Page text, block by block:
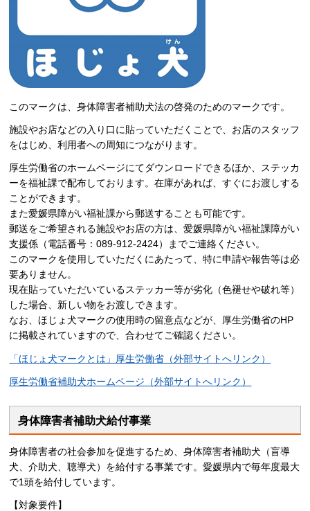
このマークは、身体障害者補助犬法の啓発のためのマークです。
施設やお店などの入り口に貼っていただくことで、お店のスタッフ
をはじめ、利用者への周知につながります。
厚生労働省のホームページにてダウンロードできるほか、ステッカ
ーを福祉課で配布しております。在庫があれば、すぐにお渡しする
ことができます。
また愛媛県障がい福祉課から郵送することも可能です。
郵送をご希望される施設やお店の方は、愛媛県障がい福祉課障がい
支援係（電話番号：089-912-2424）までご連絡ください。
このマークを使用していただくにあたって、特に申請や報告等は必
要ありません。
現在貼っていただいているステッカー等が劣化（色褪せや破れ等）
した場合、新しい物をお渡しできます。
なお、ほじょ犬マークの使用時の留意点などが、厚生労働省のHP
に掲載されていますので、合わせてご確認ください。
「ほじょ犬マークとは」厚生労働省（外部サイトへリンク）
厚生労働省補助犬ホームページ（外部サイトへリンク）
身体障害者補助犬給付事業
身体障害者の社会参加を促進するため、身体障害者補助犬（盲導
犬、介助犬、聴導犬）を給付する事業です。愛媛県内で毎年度最大
で1頭を給付しています。
【対象要件】